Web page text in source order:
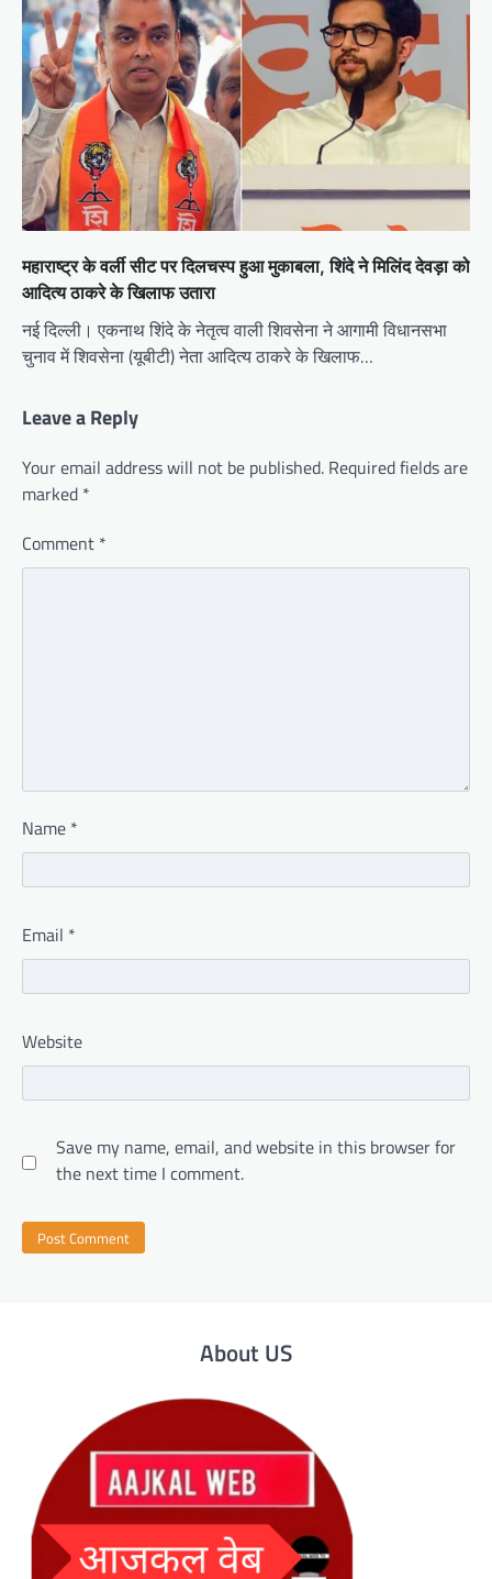
महाराष्ट्र के वर्ली सीट पर दिलचस्प हुआ मुकाबला, शिंदे ने मिलिंद देवड़ा को
आदित्य ठाकरे के खिलाफ उतारा
नई दिल्ली। एकनाथ शिंदे के नेतृत्व वाली शिवसेना ने आगामी विधानसभा
चुनाव में शिवसेना (यूबीटी) नेता आदित्य ठाकरे के खिलाफ…
Leave a Reply
Your email address will not be published. Required fields are
marked *
Comment *
Name *
Email *
Website
Save my name, email, and website in this browser for
the next time I comment.
About US